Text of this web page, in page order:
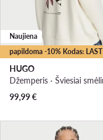
papildoma -10% Kodas: LAST
Naujiena
HUGO
99,99€